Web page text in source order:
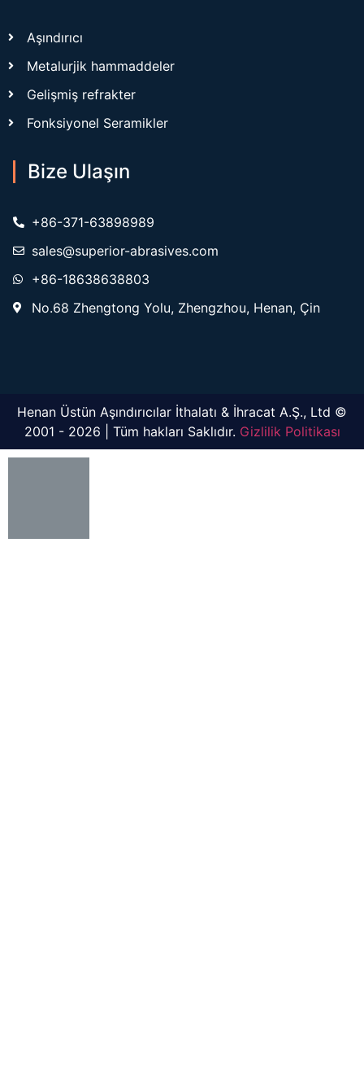
Aşındırıcı
Metalurjik hammaddeler
Gelişmiş refrakter
Fonksiyonel Seramikler
Bize Ulaşın
+86-371-63898989
sales@superior-abrasives.com
+86-18638638803
No.68 Zhengtong Yolu, Zhengzhou, Henan, Çin
Henan Üstün Aşındırıcılar İthalatı & İhracat A.Ş., Ltd ©
2001 - 2026 | Tüm hakları Saklıdır. Gizlilik Politikası